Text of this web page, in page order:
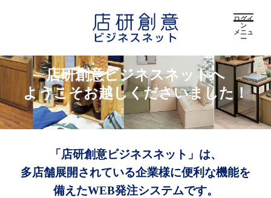
ログイ
ン
メニュ
ー
店研創意ビジネスネットへ
ようこそお越しくださいました！
「店研創意ビジネスネット」は、
多店舗展開されている企業様に便利な機能を
備えたWEB発注システムです。